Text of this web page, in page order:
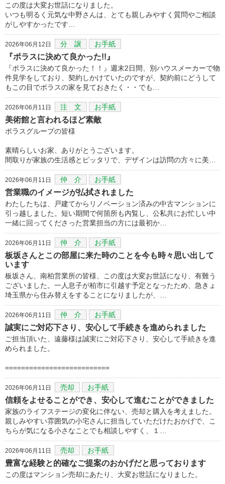
この度は大変お世話になりました。
いつも明るく元気な中野さんは、とても親しみやすく質問やご相談
がしやすかったです…
2026年06月12日 分 譲 お手紙
『ポラスに決めて良かった!!』
『ポラスに決めて良かった！！』週末2日間、別ハウスメーカーで物
件見学をしており、契約しかけていたのですが、契約前にどうして
もこの目でポラスの家を見ておきたく・・でも…
2026年06月11日 注 文 お手紙
美術館と言われるほど素敵
ポラスグループの皆様
素晴らしいお家、ありがとうございます。
間取りが家族の生活感とピッタリで、デザインは訪問の方々に美…
2026年06月11日 仲 介 お手紙
営業職のイメージが払拭されました
わたしたちは、戸建てからリノベーション済みの中古マンションに
引っ越しました。短い期間で何箇所も内覧し、公私共にお忙しい中
一緒に回ってくださった営業担当の方には最初か…
2026年06月11日 仲 介 お手紙
板坂さんとこの部屋に来た時のことを今も時々思い出して
います
板坂さん、南柏営業所の皆様、この度は大変お世話になり、有難う
ございました。一人息子が柏市に引越す予定となったため、急きょ
埼玉県から住み替えをすることになりましたが、…
2026年06月11日 仲 介 お手紙
誠実にご対応下さり、安心して手続きを進められました
ご担当頂いた、遠藤様は誠実にご対応下さり、安心して手続きを進
められました。
==========================
2026年06月11日 売却 お手紙
信頼をよせることができ、安心して進むことができました
家族のライフステージの変化に伴ない、売却と購入を考えました。
親しみやすい雰囲気の小宅さんに担当していただけたおかげで、こ
ちらが気になる小さなことでも相談しやすく、１…
2026年06月11日 売却 お手紙
豊富な経験と的確なご提案のおかげだと思っております
この度はマンション売却にあたり、大変お世話になりました。